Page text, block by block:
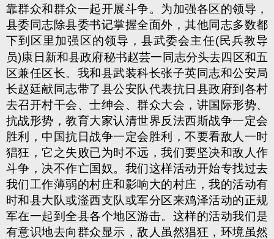
靠群众和群众一起开展斗争。为加强各区的领导，
县委同志除县委书记掌握全面外，其他同志多数都
下到区里加强区的领导，县武委会主任(民兵教导
员)康日新和县政府秘书赵芸一同志分头去四区和五
区兼任区长。我和县武装科长张子英同志和公安局
长赵廷献同志带了县公安队代表抗日县政府到各村
去召开村干会、士绅会、群众大会，讲国际形势、
抗战形势，教育大家认清世界反法西斯战争一定会
胜利，中国抗日战争一定会胜利，不要看敌人一时
猖狂，它之失败已为时不远，我们要坚决和敌人作
斗争，决不作亡国奴。我们这样活动开始专找过去
我们工作薄弱的村庄和影响大的村庄，我的活动有
时和县大队或滏西支队或军分区来鸡泽活动的正规
军在一起到全县各个地区游击。这样的活动我们是
有意识地去向群众显示，敌人虽然猖狂，环境虽然